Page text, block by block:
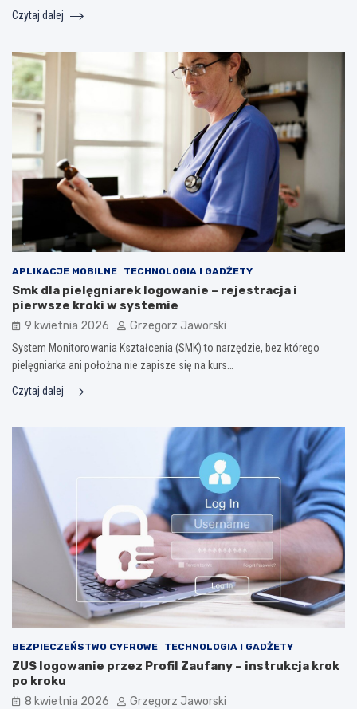
Czytaj dalej
APLIKACJE MOBILNE TECHNOLOGIA I GADŻETY
Smk dla pielęgniarek logowanie – rejestracja i
pierwsze kroki w systemie
9 kwietnia 2026 Grzegorz Jaworski
System Monitorowania Kształcenia (SMK) to narzędzie, bez którego
pielęgniarka ani położna nie zapisze się na kurs…
Czytaj dalej
BEZPIECZEŃSTWO CYFROWE TECHNOLOGIA I GADŻETY
ZUS logowanie przez Profil Zaufany – instrukcja krok
po kroku
8 kwietnia 2026 Grzegorz Jaworski